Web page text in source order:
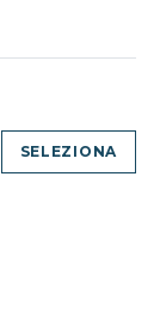
SELEZIONA